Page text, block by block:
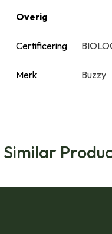
Overig
Certificering
Merk Buzzy
Similar